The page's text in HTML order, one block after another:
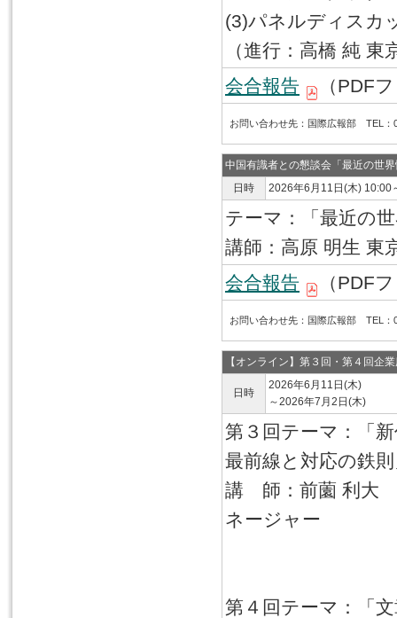
(3)パネルディスカ
（進行：高橋 純
会合報告
（PDF
お問い合わせ先：国際広報部 TEL：
中国有識者との懇談会「最近の世
日時
2026年6月11日(木) 10:00
テーマ：「最近の
講師：高原 明生 東
会合報告
（PDF
お問い合わせ先：国際広報部 TEL：
【オンライン】第３回・第４回企
日時
2026年6月11日(木)
～2026年7月2日(木)
第３回テーマ：「
最前線と対応の鉄
講 師：前薗 利大
ネージャー
第４回テーマ：「